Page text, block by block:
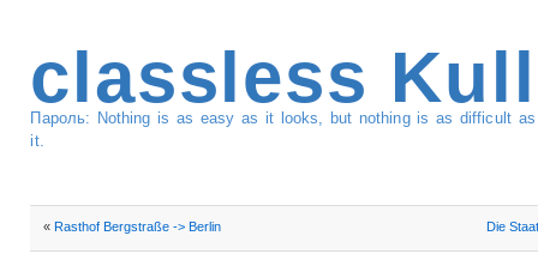
classless
Пароль: Nothing is as easy as it looks, but nothing is as difficult
it.
«Rasthof Bergstraße -> Berlin Die